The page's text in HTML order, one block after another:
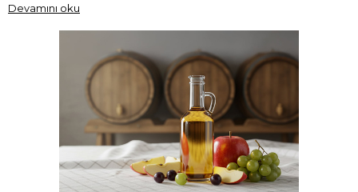
Devamını oku